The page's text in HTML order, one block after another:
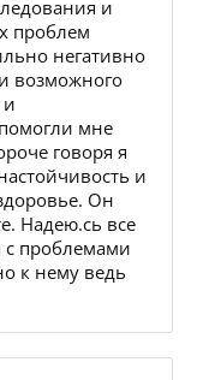
и
проблем
негативно
возможного
и
мне
говоря я
и
Он
Надею.сь все
проблемами
к нему ведь